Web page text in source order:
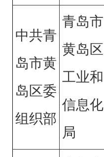
中共青
岛市黄
岛区委
组织部
青岛市
黄岛区
工业和
信息化
局